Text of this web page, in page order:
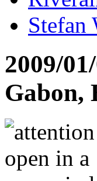
Stefan
2009/
Gabon,